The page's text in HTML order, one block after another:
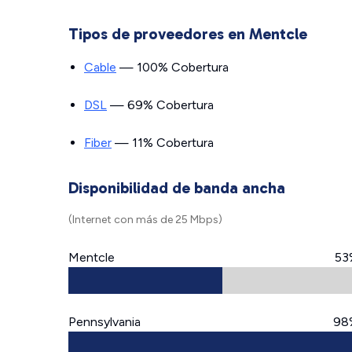
Tipos de proveedores en Mentcle
Cable — 100% Cobertura
DSL — 69% Cobertura
Fiber — 11% Cobertura
Disponibilidad de banda ancha
(Internet con más de 25 Mbps)
Mentcle
Pennsylvania